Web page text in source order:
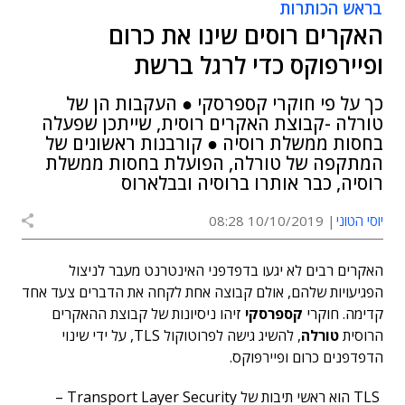
בראש הכותרות
האקרים רוסים שינו את כרום
ופיירפוקס כדי לרגל ברשת
כך על פי חוקרי קספרסקי ● העקבות הן של
טורלה -קבוצת האקרים רוסית, שייתכן שפעלה
בחסות ממשלת רוסיה ● קורבנות ראשונים של
המתקפה של טורלה, הפועלת בחסות ממשלת
רוסיה, כבר אותרו ברוסיה ובבלארוס
יוסי הטוני 10/10/2019 08:28
האקרים רבים לא יגעו בדפדפני האינטרנט מעבר לניצול
הפגיעויות שלהם, אולם קבוצה אחת לקחה את הדברים צעד אחד
קדימה. חוקרי קספרסקי זיהו ניסיונות של קבוצת ההאקרים
הרוסיתטורלה
, להשיג גישה לפרוטוקול TLS, על ידי שינוי
הדפדפנים כרום ופיירפוקס.
TLS הוא ראשי תיבות של Transport Layer Security –